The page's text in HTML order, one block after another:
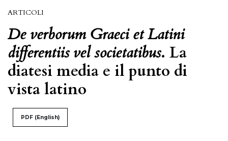
ARTICOLI
De verborum Graeci et Latini
differentiis vel societatibus. La
diatesi media e il punto di
vista latino
PDF (English)